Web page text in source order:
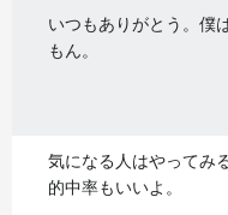
いつもありがとう。僕
もん。
気になる人はやってみ
的中率もいいよ。